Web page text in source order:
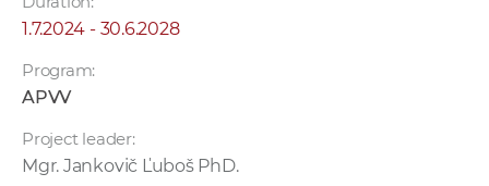
1.7.2024 - 30.6.2028
Program:
APVV
Project leader:
Mgr. Jankovič Ľuboš PhD.